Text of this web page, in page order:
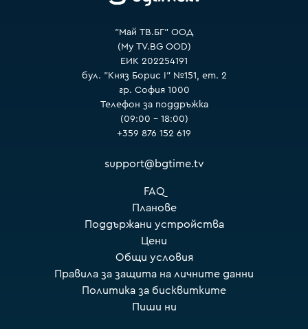
"Май ТВ.БГ" ООД
(My TV.BG OOD)
ЕИК 202254191
бул. "Княз Борис I" №151, ет. 2
гр. София 1000
Телефон за поддръжка
(09:00 – 18:00)
+359 876 152 619
support@bgtime.tv
FAQ
Планове
Поддържани устройства
Цени
Общи условия
Правила за защита на личните данни
Политика за бисквитките
Пиши ни